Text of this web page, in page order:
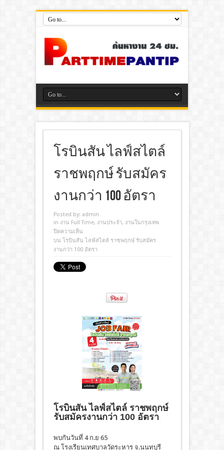
โรบินสัน ไลฟ์สไตล์
ราชพฤกษ์ รับสมัคร
งานกว่า 100 อัตรา
Posted by: admin
in งาน Full Time, งานประจํา, งานในกรุงเทพ
ปิดความเห็น
บน โรบินสัน ไลฟ์สไตล์ ราชพฤกษ์ รับสมัคร
งานกว่า 100 อัตรา
โรบินสัน ไลฟ์สไตล์ ราชพฤกษ์
รับสมัครงานกว่า 100 อัตรา
พบกันวันที่ 4 ก.ย 65
ณ โรงเรียนเทศบาลวัดระหาร จ.นนทบุรี